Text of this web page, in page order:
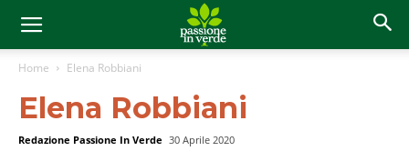
Home Elena Robbiani
Elena Robbiani
Redazione Passione In Verde 30 Aprile 2020